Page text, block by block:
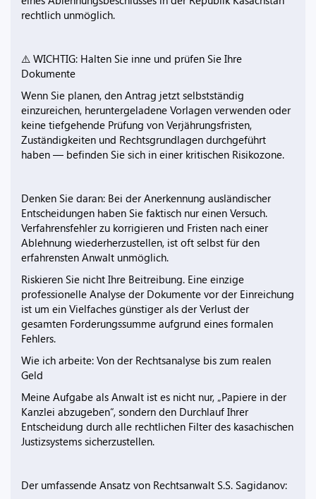
rechtlich unmöglich.
⚠️ WICHTIG: Halten Sie inne und prüfen Sie Ihre
Dokumente
Wenn Sie planen, den Antrag jetzt selbstständig
einzureichen, heruntergeladene Vorlagen verwenden oder
keine tiefgehende Prüfung von Verjährungsfristen,
Zuständigkeiten und Rechtsgrundlagen durchgeführt
haben — befinden Sie sich in einer kritischen Risikozone.
Denken Sie daran: Bei der Anerkennung ausländischer
Entscheidungen haben Sie faktisch nur einen Versuch.
Verfahrensfehler zu korrigieren und Fristen nach einer
Ablehnung wiederherzustellen, ist oft selbst für den
erfahrensten Anwalt unmöglich.
Riskieren Sie nicht Ihre Beitreibung. Eine einzige
professionelle Analyse der Dokumente vor der Einreichung
ist um ein Vielfaches günstiger als der Verlust der
gesamten Forderungssumme aufgrund eines formalen
Fehlers.
Wie ich arbeite: Von der Rechtsanalyse bis zum realen
Geld
Meine Aufgabe als Anwalt ist es nicht nur, „Papiere in der
Kanzlei abzugeben“, sondern den Durchlauf Ihrer
Entscheidung durch alle rechtlichen Filter des kasachischen
Justizsystems sicherzustellen.
Der umfassende Ansatz von Rechtsanwalt S.S. Sagidanov: